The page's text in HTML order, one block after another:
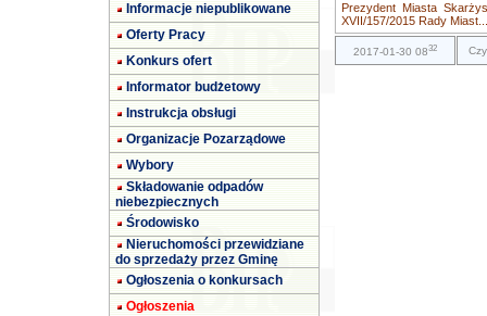
Informacje niepublikowane
Oferty Pracy
Konkurs ofert
Informator budżetowy
Instrukcja obsługi
Organizacje Pozarządowe
Wybory
Składowanie odpadów
niebezpiecznych
Środowisko
Nieruchomości przewidziane
do sprzedaży przez Gminę
Ogłoszenia o konkursach
Ogłoszenia
Prezydent Miasta
XVII/157/2015 Rady Miast...
2017-01-30 0832